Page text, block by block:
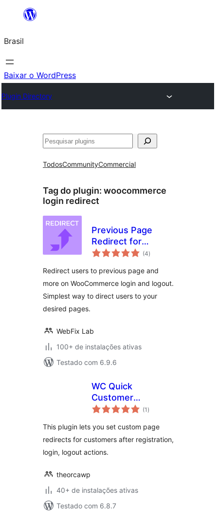
o
conteúdo
Brasil
Baixar o WordPress
Plugin Directory
Pesquisar
TodosCommunityCommercial
Tag do plugin: woocommerce
login redirect
Previous Page
Redirect for
WooCommerce
(4total
de
)
Redirect users to previous page and
more on WooCommerce login and logout.
Simplest way to direct users to your
desired pages.
WebFix Lab
100+ de instalações ativas
Testado com 6.9.6
WC Quick
Customer
Redirects
(1 total
de
)
This plugin lets you set custom page
redirects for customers after registration,
login, logout actions.
theorcawp
40+ de instalações ativas
Testado com 6.8.7